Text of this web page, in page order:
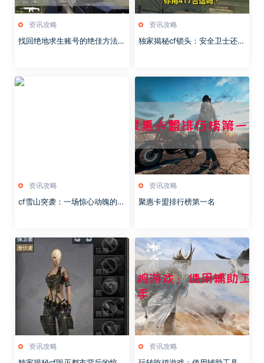
资讯攻略
找回绝地求生账号的绝佳方法，
资讯攻略
独家揭秘cf锁头：安全卫士还是
资讯攻略
cf雪山突袭：一场惊心动魄的战
资讯攻略
聚惠卡盟排行榜第一名
资讯攻略 资讯攻略